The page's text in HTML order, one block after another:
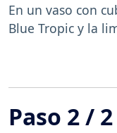
En un vaso con
Blue Tropic y la
Paso 2 / 2